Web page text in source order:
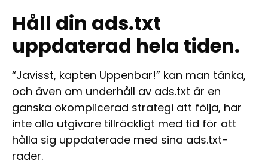
Håll din ads.txt
uppdaterad hela tiden.
“Javisst, kapten Uppenbar!” kan man tänka,
och även om underhåll av ads.txt är en
ganska okomplicerad strategi att följa, har
inte alla utgivare tillräckligt med tid för att
hålla sig uppdaterade med sina ads.txt-
rader.